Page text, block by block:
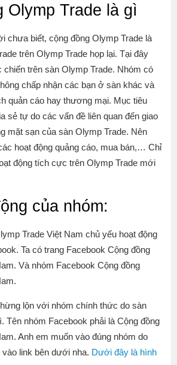
Olymp Trade là gì
chưa biết, cộng đồng Olymp Trade là
trên Olymp Trade họp lại. Tại đây
chiến trên sàn Olymp Trade. Nhóm có
chấp nhận các bạn ở sàn khác và
quản cáo hay thương mại. Mục tiêu
sẻ tự do các vấn đề liên quan đến giao
mặt sạn của sàn Olymp Trade. Nên
hoạt động quảng cáo, mua bán,… Chỉ
động tích cực trên Olymp Trade mới
của nhóm:
Trade Việt Nam chủ yếu hoạt động
Ta có trang Facebook Cộng đồng
Và nhóm Facebook Cộng đồng
lộn với nhóm chính thức do sàn
Tên nhóm Facebook phải là Cộng đồng
Anh em muốn vào đúng nhóm do
link bên dưới nha. Dưới đây là hình